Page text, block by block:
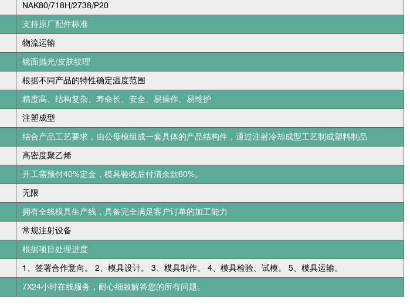
NAK80/718H/2738/P20
支持原厂配件标准
物流运输
镜面抛光/皮肤纹理
根据不同产品的特性确定温度范围
精度高、结构复杂、寿命长、安全、易操作、易维护
注塑成型
结合产品工艺要求，由公母模组成一套具体的产品结构件，通过注射冷却成型工艺制成塑料制品
高密度聚乙烯
开工需预付40%定金，模具验收后付清余款60%。
无限
拥有全线模具生产线，具备完全满足客户订单的加工能力
常规注射设备
根据项目处理进度
1、签署合作意向。 2、模具设计。 3、模具制作。 4、模具检验、试模。 5、模具运输。
7X24小时在线服务，耐心细致解答您的所有问题。